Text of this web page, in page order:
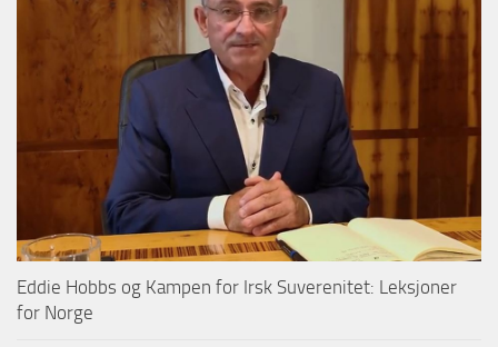
Eddie Hobbs og Kampen for Irsk Suverenitet: Leksjoner
for Norge